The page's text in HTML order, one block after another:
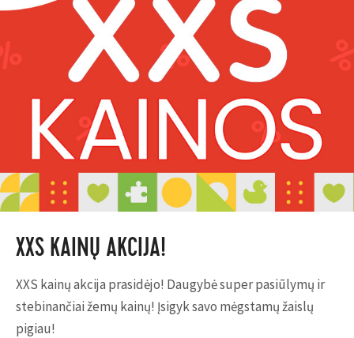
XXS KAINŲ AKCIJA!
XXS kainų akcija prasidėjo! Daugybė super pasiūlymų ir
stebinančiai žemų kainų! Įsigyk savo mėgstamų žaislų
pigiau!